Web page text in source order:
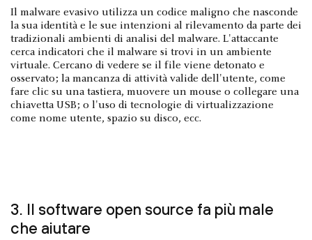
Il malware evasivo utilizza un codice maligno che nasconde
la sua identità e le sue intenzioni al rilevamento da parte dei
tradizionali ambienti di analisi del malware. L'attaccante
cerca indicatori che il malware si trovi in un ambiente
virtuale. Cercano di vedere se il file viene detonato e
osservato; la mancanza di attività valide dell'utente, come
fare clic su una tastiera, muovere un mouse o collegare una
chiavetta USB; o l'uso di tecnologie di virtualizzazione
come nome utente, spazio su disco, ecc.
3. Il software open source fa più male
che aiutare